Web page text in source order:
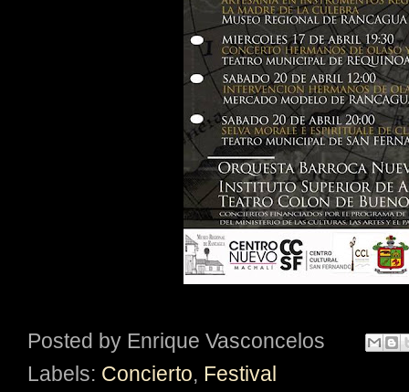
Posted by Enrique Vasconcelos
Labels: Concierto, Festival